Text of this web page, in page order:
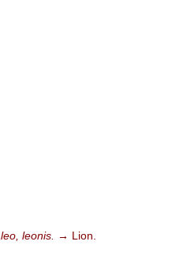
leo, leonis.
→ Lion.